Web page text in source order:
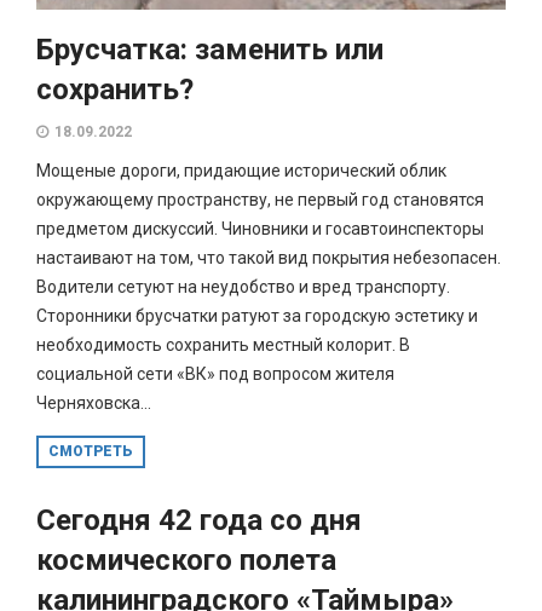
Брусчатка: заменить или
сохранить?
18.09.2022
Мощеные дороги, придающие исторический облик
окружающему пространству, не первый год становятся
предметом дискуссий. Чиновники и госавтоинспекторы
настаивают на том, что такой вид покрытия небезопасен.
Водители сетуют на неудобство и вред транспорту.
Сторонники брусчатки ратуют за городскую эстетику и
необходимость сохранить местный колорит. В
социальной сети «ВК» под вопросом жителя
Черняховска...
СМОТРЕТЬ
Сегодня 42 года со дня
космического полета
калининградского «Таймыра»